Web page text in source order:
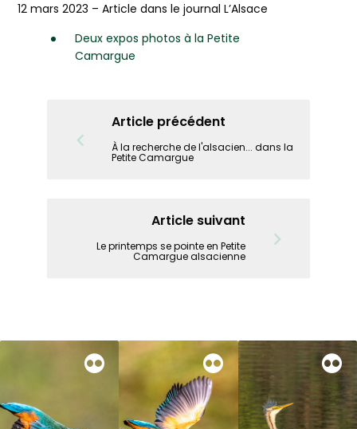
12 mars 2023 – Article dans le journal L’Alsace
Deux expos photos à la Petite
Camargue
Article précédent
À la recherche de l'alsacien... dans la
Petite Camargue
Article suivant
Le printemps se pointe en Petite
Camargue alsacienne